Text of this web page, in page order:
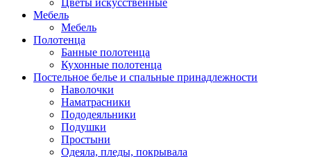
Мебель
Мебель
Полотенца
Банные полотенца
Кухонные полотенца
Постельное белье и спальные принадлежности
Наволочки
Наматрасники
Пододеяльники
Подушки
Простыни
Одеяла, пледы, покрывала